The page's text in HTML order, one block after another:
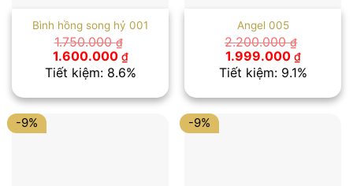
Bình hồng song hỷ 001
1.750.000₫
Giá
gốc
là:
1.600.000 ₫Giá
hiện
tại
1.600.000 ₫.
Tiết kiệm: 8.6%
Angel 005
2.200.000₫
Giá
gốc
là:
1.999.000 ₫Giá
hiện
tại
Tiết kiệm: 9.1%
-9% -9%